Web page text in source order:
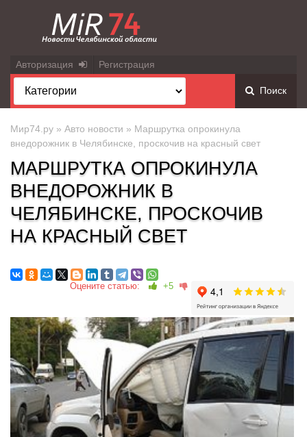
Авторизация Регистрация
Поиск
Мир74.ру » Авто новости » Маршрутка опрокинула
внедорожник в Челябинске, проскочив на красный свет
МАРШРУТКА ОПРОКИНУЛА
ВНЕДОРОЖНИК В
ЧЕЛЯБИНСКЕ, ПРОСКОЧИВ
НА КРАСНЫЙ СВЕТ
Оцените статью: +5